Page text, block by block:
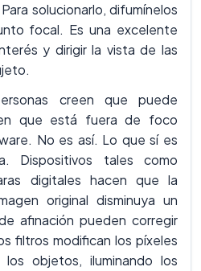
solucionarlo, difumínelos
focal. Es una excelente
y dirigir la vista de las
creen que puede
que está fuera de foco
No es así. Lo que sí es
Dispositivos tales como
digitales hacen que la
original disminuya un
afinación pueden corregir
filtros modifican los píxeles
objetos, iluminando los